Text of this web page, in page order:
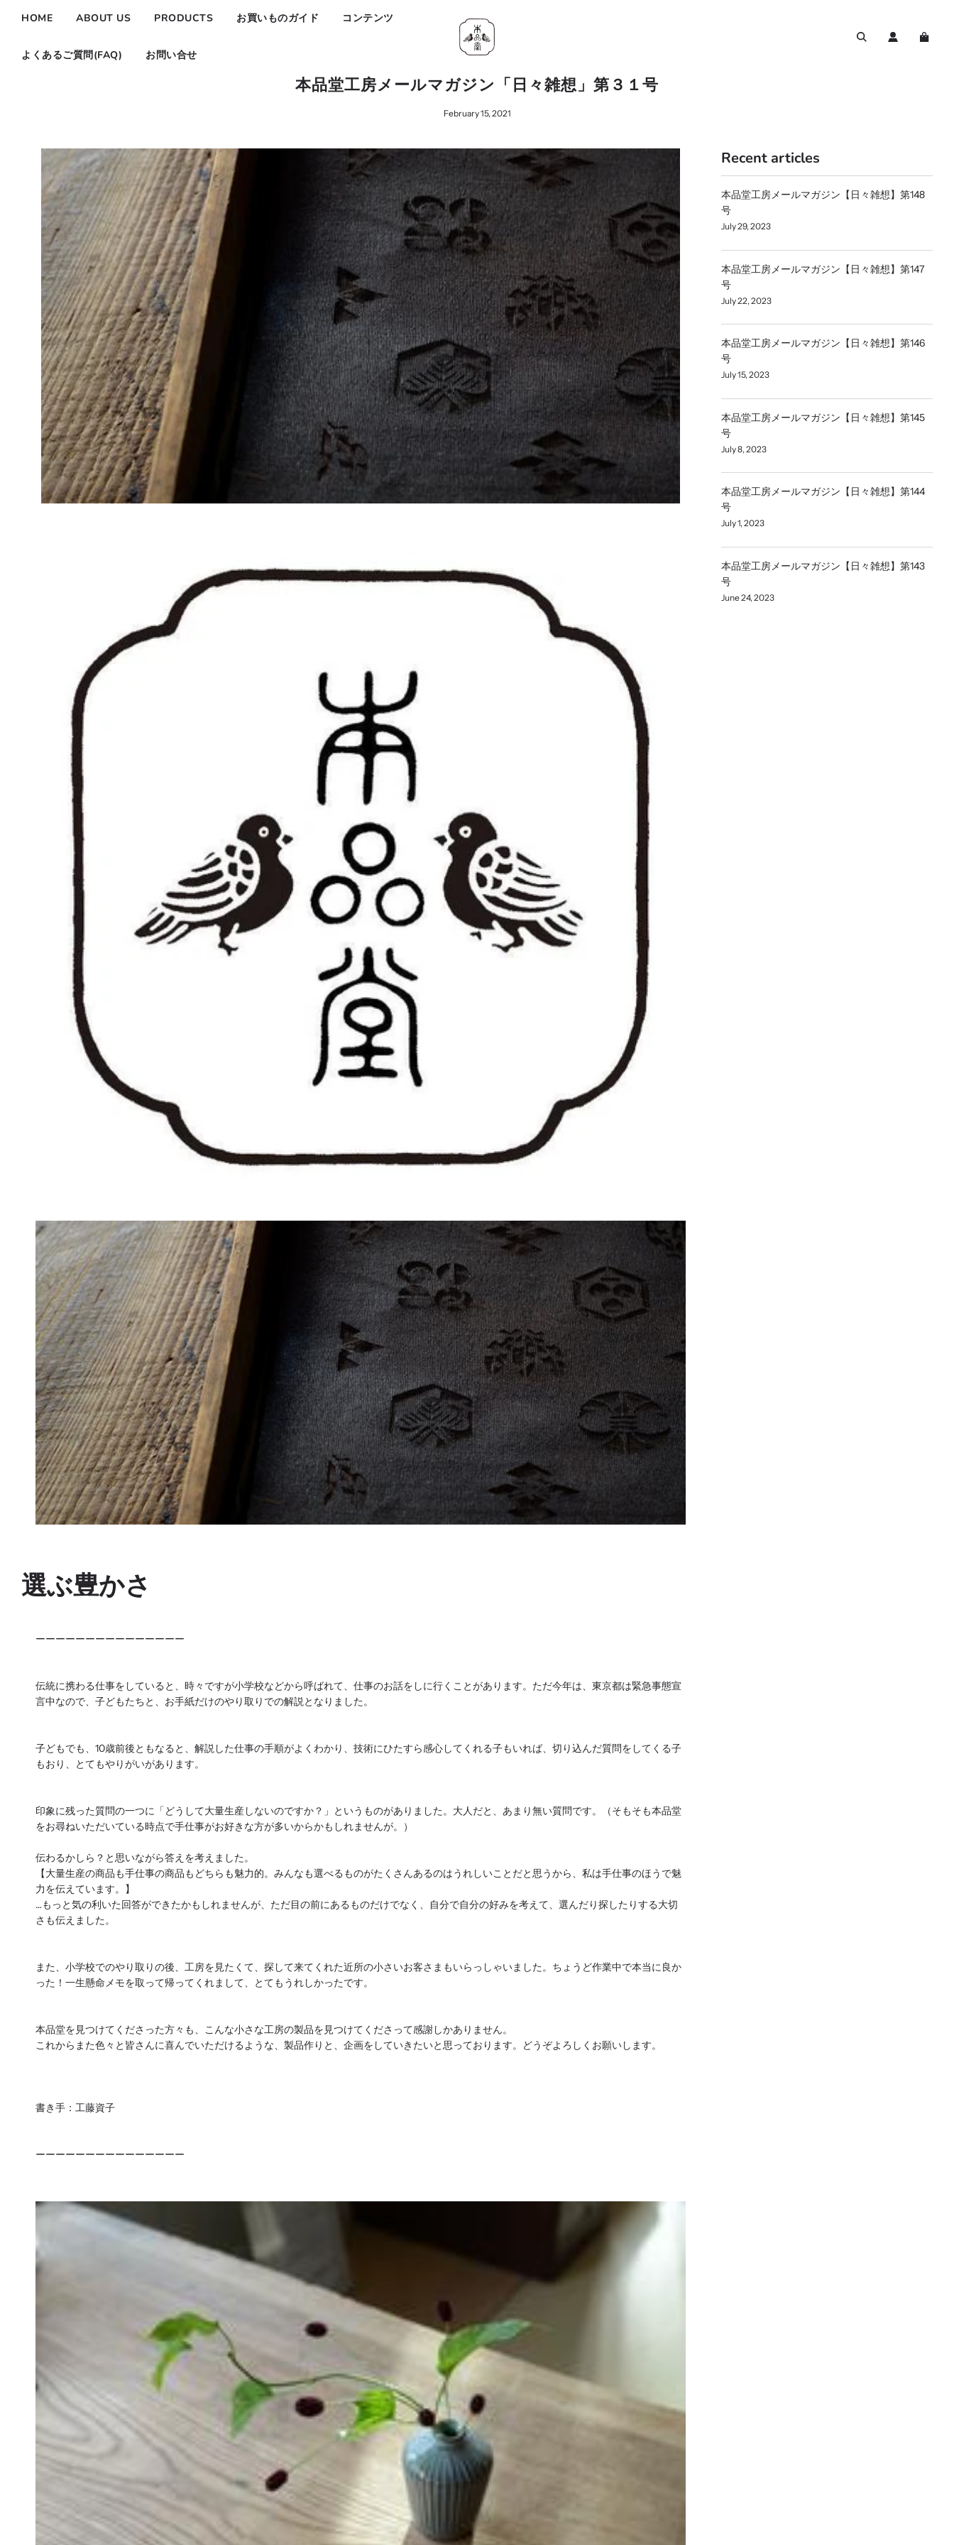
HOME ABOUT US PRODUCTS お買いものガイド コンテンツ
よくあるご質問(FAQ) お問い合せ
本品堂工房メールマガジン「日々雑想」第３１号
February 15, 2021
選ぶ豊かさ
ーーーーーーーーーーーーーーー
伝統に携わる仕事をしていると、時々ですが小学校などから呼ばれて、仕事のお話をしに行くことがあります。ただ今年は、東京都は緊急事態宣
言中なので、子どもたちと、お手紙だけのやり取りでの解説となりました。
子どもでも、10歳前後ともなると、解説した仕事の手順がよくわかり、技術にひたすら感心してくれる子もいれば、切り込んだ質問をしてくる子
もおり、とてもやりがいがあります。
印象に残った質問の一つに「どうして大量生産しないのですか？」というものがありました。大人だと、あまり無い質問です。（そもそも本品堂
をお尋ねいただいている時点で手仕事がお好きな方が多いからかもしれませんが。）
伝わるかしら？と思いながら答えを考えました。
【大量生産の商品も手仕事の商品もどちらも魅力的。みんなも選べるものがたくさんあるのはうれしいことだと思うから、私は手仕事のほうで魅
力を伝えています。】
…もっと気の利いた回答ができたかもしれませんが、ただ目の前にあるものだけでなく、自分で自分の好みを考えて、選んだり探したりする大切
さも伝えました。
また、小学校でのやり取りの後、工房を見たくて、探して来てくれた近所の小さいお客さまもいらっしゃいました。ちょうど作業中で本当に良か
った！一生懸命メモを取って帰ってくれまして、とてもうれしかったです。
本品堂を見つけてくださった方々も、こんな小さな工房の製品を見つけてくださって感謝しかありません。
これからまた色々と皆さんに喜んでいただけるような、製品作りと、企画をしていきたいと思っております。どうぞよろしくお願いします。
書き手：工藤資子
ーーーーーーーーーーーーーーー
Recent articles
本品堂工房メールマガジン【日々雑想】第148
号
July 29, 2023
本品堂工房メールマガジン【日々雑想】第147
号
July 22, 2023
本品堂工房メールマガジン【日々雑想】第146
号
July 15, 2023
本品堂工房メールマガジン【日々雑想】第145
号
July 8, 2023
本品堂工房メールマガジン【日々雑想】第144
号
July 1, 2023
本品堂工房メールマガジン【日々雑想】第143
号
June 24, 2023